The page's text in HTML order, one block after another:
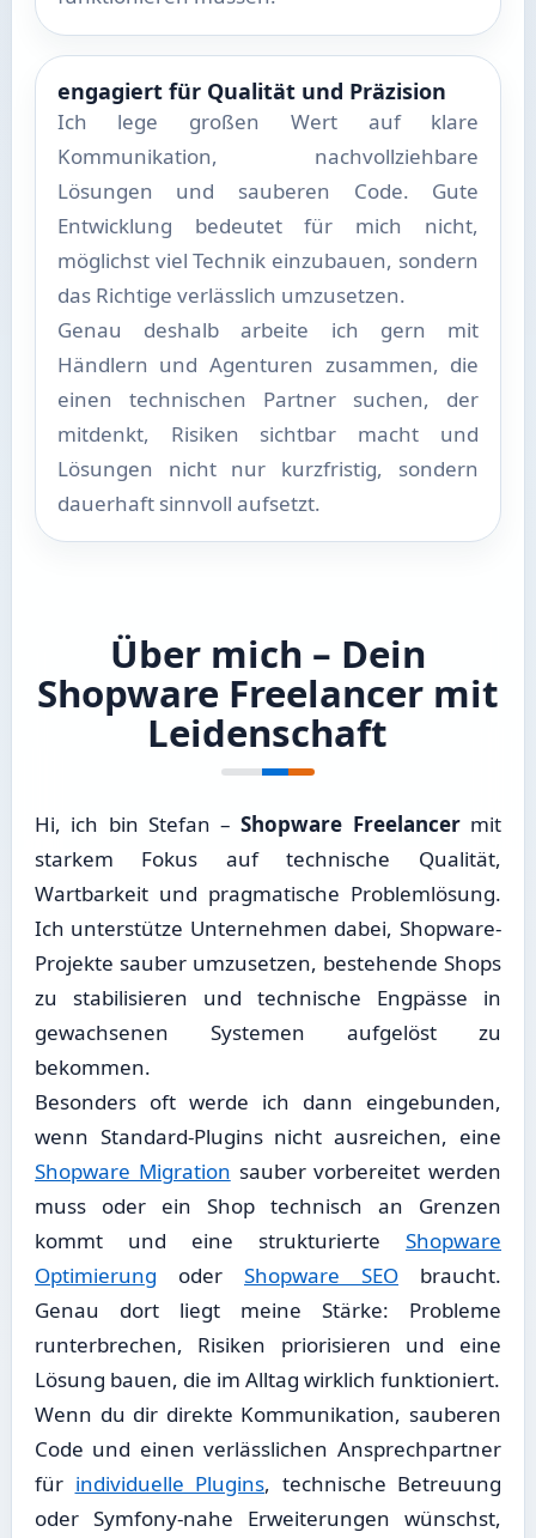
engagiert für Qualität und Präzision
Ich lege großen Wert auf klare
Kommunikation, nachvollziehbare
Lösungen und sauberen Code. Gute
Entwicklung bedeutet für mich nicht,
möglichst viel Technik einzubauen, sondern
das Richtige verlässlich umzusetzen.
Genau deshalb arbeite ich gern mit
Händlern und Agenturen zusammen, die
einen technischen Partner suchen, der
mitdenkt, Risiken sichtbar macht und
Lösungen nicht nur kurzfristig, sondern
dauerhaft sinnvoll aufsetzt.
Über mich – Dein
Shopware Freelancer mit
Leidenschaft
Hi, ich bin Stefan –Shopware Freelancermit
starkem Fokus auf technische Qualität,
Wartbarkeit und pragmatische Problemlösung.
Ich unterstütze Unternehmen dabei, Shopware-
Projekte sauber umzusetzen, bestehende Shops
zu stabilisieren und technische Engpässe in
gewachsenen Systemen aufgelöst zu
bekommen.
Besonders oft werde ich dann eingebunden,
wenn Standard-Plugins nicht ausreichen, eine
Shopware Migration sauber vorbereitet werden
muss oder ein Shop technisch an Grenzen
kommt und eine strukturierte Shopware
Optimierung oder Shopware SEO braucht.
Genau dort liegt meine Stärke: Probleme
runterbrechen, Risiken priorisieren und eine
Lösung bauen, die im Alltag wirklich funktioniert.
Wenn du dir direkte Kommunikation, sauberen
Code und einen verlässlichen Ansprechpartner
für individuelle Plugins, technische Betreuung
oder Symfony-nahe Erweiterungen wünschst,